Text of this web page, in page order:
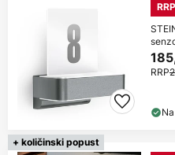
RRP
+ količinski popust